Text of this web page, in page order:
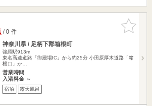
お気に入
りに追加
/ 0 件
神奈川県 / 足柄下郡箱根町
強羅駅913m
東名高速道路「御殿場IC」から約25分 小田原厚木道路「箱
根口」か…
営業時間
入浴料金 ～
宿泊 露天風呂